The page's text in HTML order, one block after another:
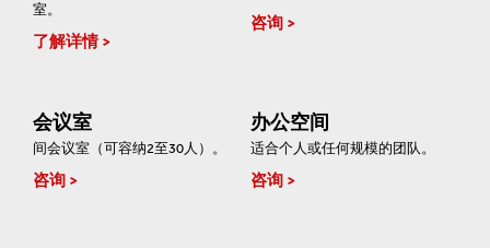
室。
了解详情
咨询
会议室
间会议室（可容纳2至30人）。
咨询
办公空间
适合个人或任何规模的团队。
咨询